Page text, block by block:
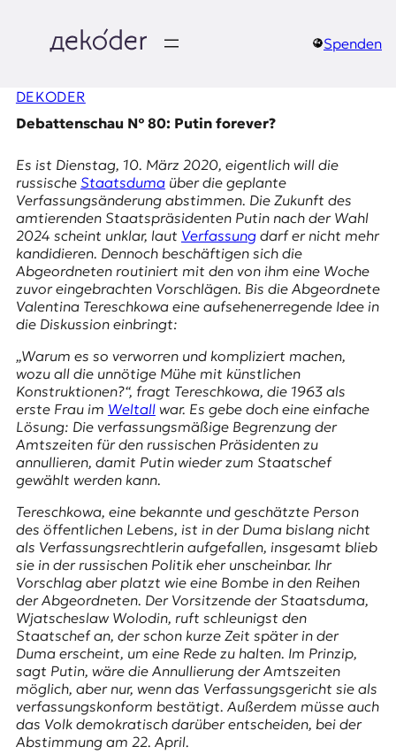
springen
e
k
o
d
e
r
|
D
E
K
O
D
E
R
W
s
s
e
n
,
J
Spenden
DEKODER
Debattenschau № 80: Putin forever?
Es ist Dienstag, 10. März 2020, eigentlich will die
russische Staatsdumaüber die geplante
Verfassungsänderung abstimmen. Die Zukunft des
amtierenden Staatspräsidenten Putin nach der Wahl
2024 scheint unklar, laut Verfassungdarf er nicht mehr
kandidieren. Dennoch beschäftigen sich die
Abgeordneten routiniert mit den von ihm eine Woche
zuvor eingebrachten Vorschlägen. Bis die Abgeordnete
Valentina Tereschkowaeine aufsehenerregende Idee in
die Diskussion einbringt:
„Warum es so verworren und kompliziert machen,
wozu all die unnötige Mühe mit künstlichen
Konstruktionen?“, fragt Tereschkowa, die 1963 als
erste Frau im Weltallwar. Es gebe doch eine einfache
Lösung: Die verfassungsmäßige Begrenzung der
Amtszeiten für den russischen Präsidenten zu
annullieren, damit Putin wieder zum Staatschef
gewählt werden kann.
Tereschkowa, eine bekannte und geschätzte Person
des öffentlichen Lebens, ist in der Duma bislang nicht
als Verfassungsrechtlerin aufgefallen, insgesamt blieb
sie in der russischen Politik eher unscheinbar. Ihr
Vorschlag aber platzt wie eine Bombe in den Reihen
der Abgeordneten. Der Vorsitzende der Staatsduma,
Wjatscheslaw Wolodin, ruft schleunigst den
Staatschef an, der schon kurze Zeit später in der
Duma erscheint, um eine Rede zu halten. Im Prinzip,
sagt Putin, wäre die Annullierung der Amtszeiten
möglich, aber nur, wenn das Verfassungsgericht sie als
verfassungskonform bestätigt. Außerdem müsse auch
das Volk demokratisch darüber entscheiden, bei der
Abstimmungam 22. April.